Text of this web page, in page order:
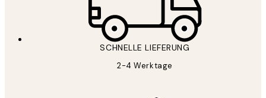
SCHNELLE LIEFERUNG
2-4 Werktage